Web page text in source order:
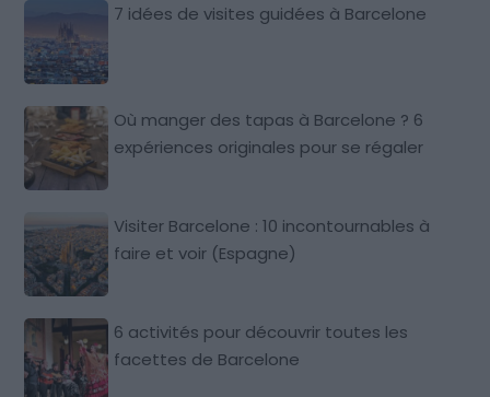
7 idées de visites guidées à Barcelone
Où manger des tapas à Barcelone ? 6
expériences originales pour se régaler
Visiter Barcelone : 10 incontournables à
faire et voir (Espagne)
6 activités pour découvrir toutes les
facettes de Barcelone